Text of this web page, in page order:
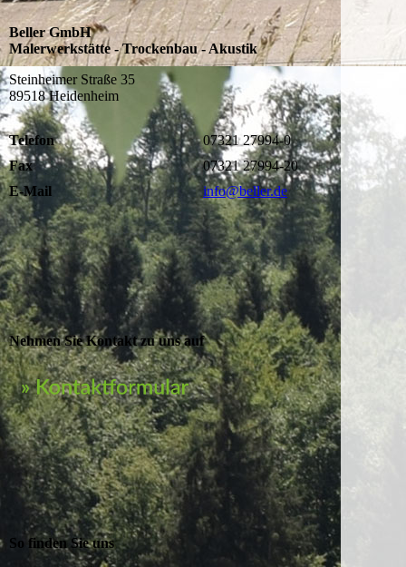
Beller GmbH
Malerwerkstätte - Trockenbau - Akustik
Steinheimer Straße 35
89518 Heidenheim
Telefon
07321 27994-0
Fax
07321 27994-20
E-Mail
info@beller.de
Nehmen Sie Kontakt zu uns auf
So finden Sie uns